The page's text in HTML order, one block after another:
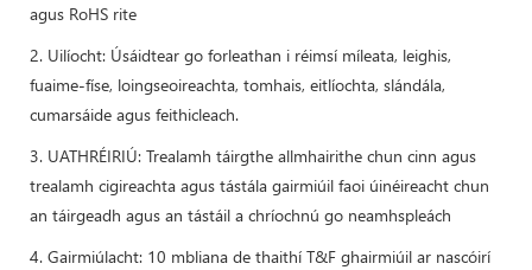
agus RoHS rite
2. Uilíocht: Úsáidtear go forleathan i réimsí míleata, leighis,
fuaime-físe, loingseoireachta, tomhais, eitlíochta, slándála,
cumarsáide agus feithicleach.
3. UATHRÉIRIÚ: Trealamh táirgthe allmhairithe chun cinn agus
trealamh cigireachta agus tástála gairmiúil faoi úinéireacht chun
an táirgeadh agus an tástáil a chríochnú go neamhspleách
4. Gairmiúlacht: 10 mbliana de thaithí T&F ghairmiúil ar nascóirí